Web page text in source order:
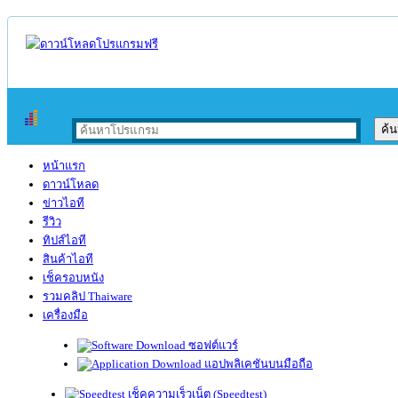
หน้าแรก
ดาวน์โหลด
ข่าวไอที
รีวิว
ทิปส์ไอที
สินค้าไอที
เช็ครอบหนัง
รวมคลิป Thaiware
เครื่องมือ
ซอฟต์แวร์
แอปพลิเคชันบนมือถือ
เช็คความเร็วเน็ต (Speedtest)